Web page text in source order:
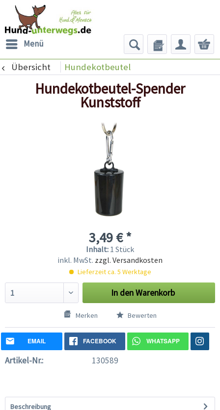
Menü
Übersicht Hundekotbeutel
Hundekotbeutel-Spender
Kunststoff
3,49 € *
Inhalt: 1 Stück
inkl. MwSt. zzgl. Versandkosten
Lieferzeit ca. 5 Werktage
In denWarenkorb
Merken Bewerten
EMAIL FACEBOOK WHATSAPP
Artikel-Nr.: 130589
Beschreibung